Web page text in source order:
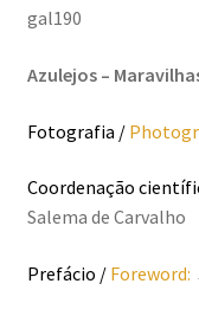
Azulejos –
Fotografia /
Coordenação
Salema de Carvalho
Prefácio /Foreword: